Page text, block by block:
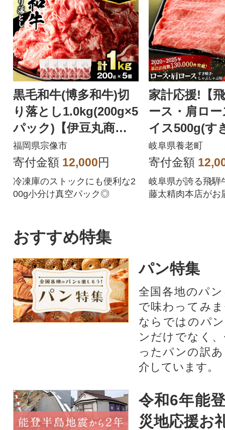
黒毛和牛(博多和牛)切
り落とし1.0kg(200g×5
パック)【伊豆丸商
店】_HA1511
福岡県宗像市
寄付金額 12,000円
冷凍庫のストックにも便利な2
00g小分け真空パック◎
家計応援!【
ース・肩ロ
イス500g(す
ゃぶしゃぶ)
黒毛和牛
岐阜県養老町
寄付金額
岐阜県が誇る飛騨
藤太精肉本店がお
おすすめ特集
パン特集
全国各地のパ
で味わってみ
ならではのパ
ンだけでなく
ったパンの訳
介しています。
令和6年能
災地応援お